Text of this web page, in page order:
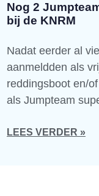
Nog 2
bij de KNRM
Nadat eerder al
aanmeldden als
reddingsboot en/
als Jumpteam
LEES VERDER »